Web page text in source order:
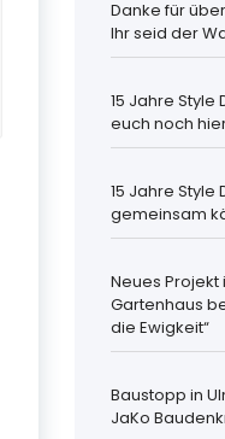
Danke für
Ihr seid der
15 Jahre
euch noch
15 Jahre Style
gemeinsam
Neues Projekt
Gartenhaus
die Ewigkeit“
Baustopp in
JaKo